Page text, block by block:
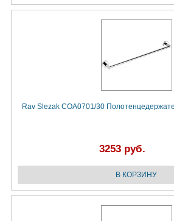
Rav Slezak COA0701/30
3253 руб.